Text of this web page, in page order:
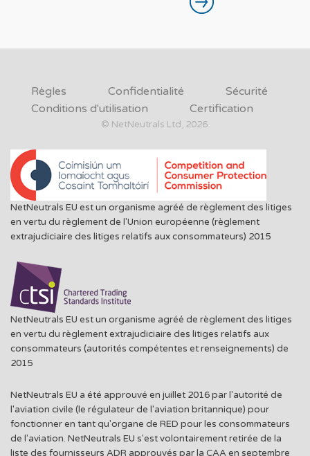
Règles Confidentialité
Sécurité
Conditions d'utilisation
Certification
© NetNeutrals Ltd, 2026
NetNeutrals EU est un organisme agréé de règlement des litiges
en vertu du règlement de l'Union européenne (règlement
extrajudiciaire des litiges relatifs aux consommateurs) 2015
NetNeutrals EU est un organisme agréé de règlement des litiges
en vertu du règlement extrajudiciaire des litiges relatifs aux
consommateurs (autorités compétentes et renseignements) de
2015
NetNeutrals EU a été approuvé en juillet 2016 par l'autorité de
l'aviation civile (le régulateur de l'aviation britannique) pour
fonctionner en tant qu'organe de RED pour les consommateurs
de l'aviation. NetNeutrals EU s'est volontairement retirée de la
liste des fournisseurs ADR approuvés par la CAA en septembre